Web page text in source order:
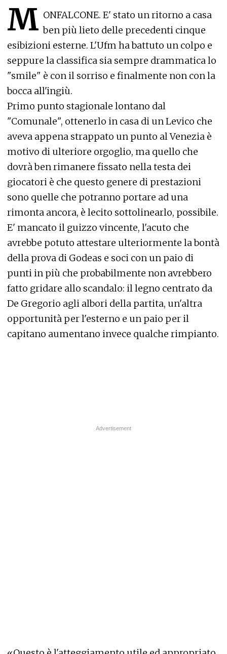
M ONFALCONE. E' stato un ritorno a casa
ben più lieto delle precedenti cinque
esibizioni esterne. L'Ufm ha battuto un colpo e
seppure la classifica sia sempre drammatica lo
"smile" è con il sorriso e finalmente non con la
bocca all'ingiù.
Primo punto stagionale lontano dal
"Comunale", ottenerlo in casa di un Levico che
aveva appena strappato un punto al Venezia è
motivo di ulteriore orgoglio, ma quello che
dovrà ben rimanere fissato nella testa dei
giocatori è che questo genere di prestazioni
sono quelle che potranno portare ad una
rimonta ancora, è lecito sottolinearlo, possibile.
E' mancato il guizzo vincente, l'acuto che
avrebbe potuto attestare ulteriormente la bontà
della prova di Godeas e soci con un paio di
punti in più che probabilmente non avrebbero
fatto gridare allo scandalo: il legno centrato da
De Gregorio agli albori della partita, un'altra
opportunità per l'esterno e un paio per il
capitano aumentano invece qualche rimpianto.